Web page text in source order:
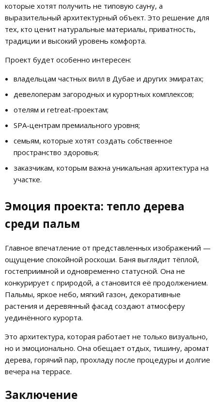
которые хотят получить не типовую сауну, а
выразительный архитектурный объект. Это решение для
тех, кто ценит натуральные материалы, приватность,
традиции и высокий уровень комфорта.
Проект будет особенно интересен:
владельцам частных вилл в Дубае и других эмиратах;
девелоперам загородных и курортных комплексов;
отелям и retreat-проектам;
SPA-центрам премиального уровня;
семьям, которые хотят создать собственное
пространство здоровья;
заказчикам, которым важна уникальная архитектура на
участке.
Эмоция проекта: тепло дерева
среди пальм
Главное впечатление от представленных изображений —
ощущение спокойной роскоши. Баня выглядит тёплой,
гостеприимной и одновременно статусной. Она не
конкурирует с природой, а становится её продолжением.
Пальмы, яркое небо, мягкий газон, декоративные
растения и деревянный фасад создают атмосферу
уединённого курорта.
Это архитектура, которая работает не только визуально,
но и эмоционально. Она обещает отдых, тишину, аромат
дерева, горячий пар, прохладу после процедуры и долгие
вечера на террасе.
Заключение